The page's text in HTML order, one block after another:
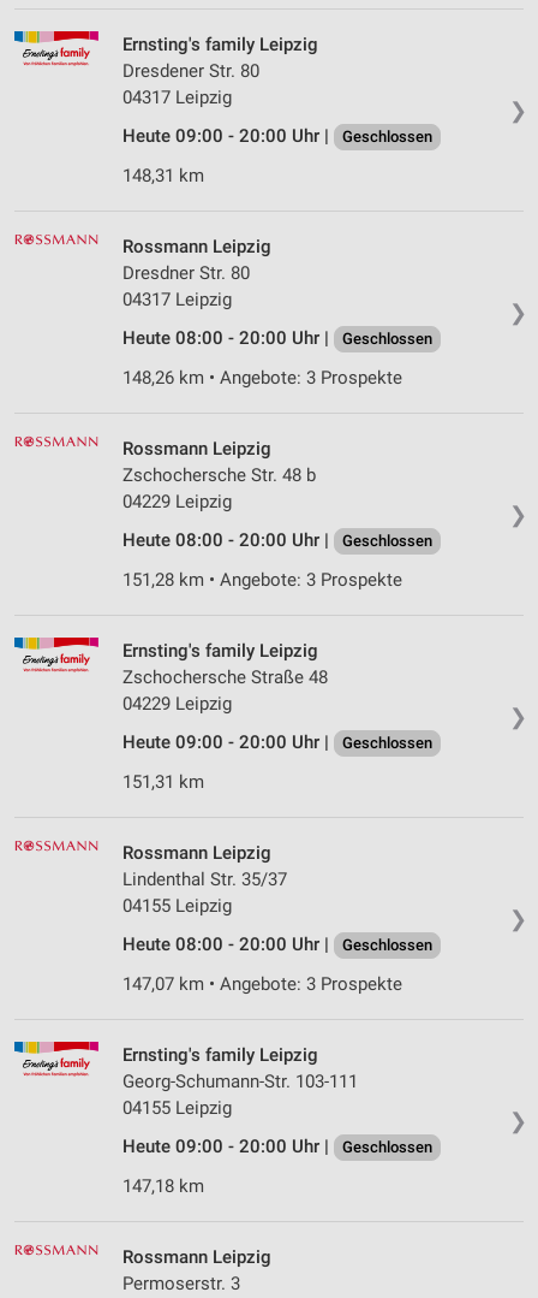
❯
Ernsting's family Leipzig
Dresdener Str. 80
04317 Leipzig
Heute 09:00 - 20:00 Uhr |
Geschlossen
148,31 km
❯
Rossmann Leipzig
Dresdner Str. 80
04317 Leipzig
Heute 08:00 - 20:00 Uhr |
Geschlossen
148,26 km • Angebote: 3 Prospekte
❯
Rossmann Leipzig
Zschochersche Str. 48 b
04229 Leipzig
Heute 08:00 - 20:00 Uhr |
Geschlossen
151,28 km • Angebote: 3 Prospekte
❯
Ernsting's family Leipzig
Zschochersche Straße 48
04229 Leipzig
Heute 09:00 - 20:00 Uhr |
Geschlossen
151,31 km
❯
Rossmann Leipzig
Lindenthal Str. 35/37
04155 Leipzig
Heute 08:00 - 20:00 Uhr |
Geschlossen
147,07 km • Angebote: 3 Prospekte
❯
Ernsting's family Leipzig
Georg-Schumann-Str. 103-111
04155 Leipzig
Heute 09:00 - 20:00 Uhr |
Geschlossen
147,18 km
Rossmann Leipzig
Permoserstr. 3